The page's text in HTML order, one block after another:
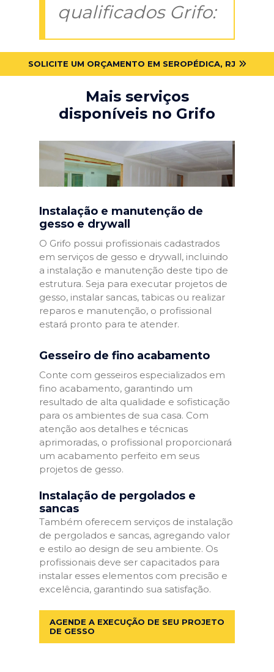
qualificados Grifo:
SOLICITE UM ORÇAMENTO EM SEROPÉDICA, RJ
Mais serviços
disponíveis no Grifo
Instalação e manutenção de
gesso e drywall
O Grifo possui profissionais cadastrados
em serviços de gesso e drywall, incluindo
a instalação e manutenção deste tipo de
estrutura. Seja para executar projetos de
gesso, instalar sancas, tabicas ou realizar
reparos e manutenção, o profissional
estará pronto para te atender.
Gesseiro de fino acabamento
Conte com gesseiros especializados em
fino acabamento, garantindo um
resultado de alta qualidade e sofisticação
para os ambientes de sua casa. Com
atenção aos detalhes e técnicas
aprimoradas, o profissional proporcionará
um acabamento perfeito em seus
projetos de gesso.
Instalação de pergolados e
sancas
Também oferecem serviços de instalação
de pergolados e sancas, agregando valor
e estilo ao design de seu ambiente. Os
profissionais deve ser capacitados para
instalar esses elementos com precisão e
excelência, garantindo sua satisfação.
AGENDE A EXECUÇÃO DE SEU PROJETO
DE GESSO